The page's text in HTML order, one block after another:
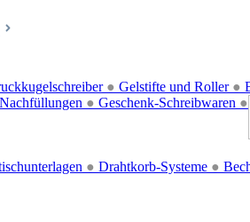
● Gelstifte und Roller ●
Nachfüllungen ● Geschenk-Schreibwaren ●
● Drahtkorb-Systeme ●